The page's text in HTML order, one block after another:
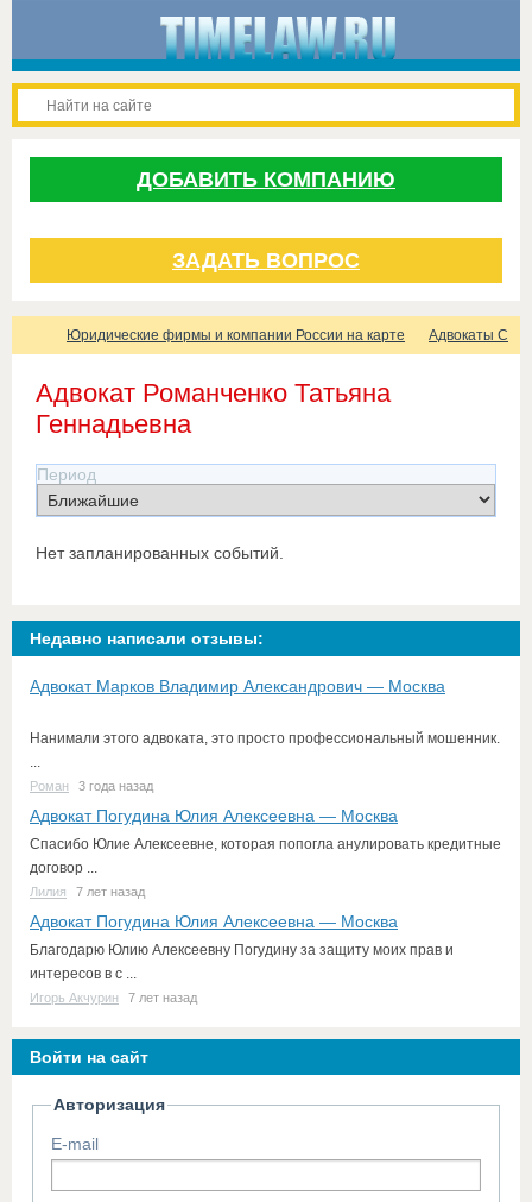
ДОБАВИТЬ КОМПАНИЮ
ЗАДАТЬ ВОПРОС
Юридические фирмы и компании России на карте Адвокаты
Адвокат Романченко Татьяна
Геннадьевна
Период
Нет запланированных событий.
Недавно написали отзывы:
Адвокат Марков Владимир Александрович — Москва
Нанимали этого адвоката, это просто профессиональный мошенник.
...
Роман 3 года назад
Адвокат Погудина Юлия Алексеевна — Москва
Спасибо Юлие Алексеевне, которая попогла анулировать кредитные
договор ...
Лилия 7 лет назад
Адвокат Погудина Юлия Алексеевна — Москва
Благодарю Юлию Алексеевну Погудину за защиту моих прав и
интересов в с ...
Игорь Акчурин 7 лет назад
Войти на сайт
Авторизация
E-mail